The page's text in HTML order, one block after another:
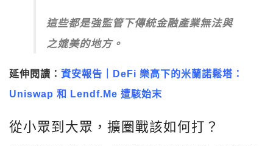
這些都是強監管下傳統金融產業無法與
之媲美的地方。
延伸閱讀： 資安報告｜DeFi 樂高下的米蘭諾鬆塔：
Uniswap 和 Lendf.Me 遭駭始末
從小眾到大眾，擴圈戰該如何打？